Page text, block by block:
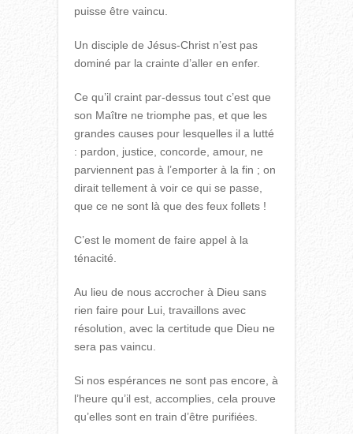
puisse être vaincu.
Un disciple de Jésus-Christ n’est pas
dominé par la crainte d’aller en enfer.
Ce qu’il craint par-dessus tout c’est que
son Maître ne triomphe pas, et que les
grandes causes pour lesquelles il a lutté
: pardon, justice, concorde, amour, ne
parviennent pas à l’emporter à la fin ; on
dirait tellement à voir ce qui se passe,
que ce ne sont là que des feux follets !
C’est le moment de faire appel à la
ténacité.
Au lieu de nous accrocher à Dieu sans
rien faire pour Lui, travaillons avec
résolution, avec la certitude que Dieu ne
sera pas vaincu.
Si nos espérances ne sont pas encore, à
l’heure qu’il est, accomplies, cela prouve
qu’elles sont en train d’être purifiées.